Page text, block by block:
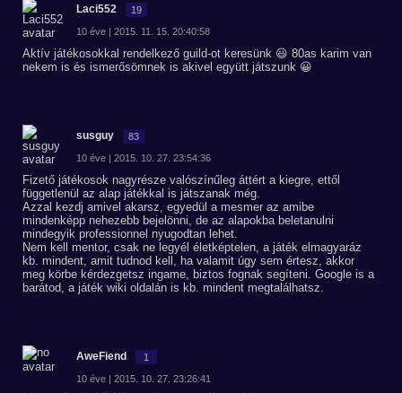
Laci552 19
10 éve | 2015. 11. 15. 20:40:58
Aktív játékosokkal rendelkező guild-ot keresünk 😃 80as karim van
nekem is és ismerősömnek is akivel együtt játszunk 😀
susguy 83
10 éve | 2015. 10. 27. 23:54:36
Fizető játékosok nagyrésze valószínűleg áttért a kiegre, ettől
függetlenül az alap játékkal is játszanak még.
Azzal kezdj amivel akarsz, egyedül a mesmer az amibe
mindenképp nehezebb bejelönni, de az alapokba beletanulni
mindegyik professionnel nyugodtan lehet.
Nem kell mentor, csak ne legyél életképtelen, a játék elmagyaráz
kb. mindent, amit tudnod kell, ha valamit úgy sem értesz, akkor
meg körbe kérdezgetsz ingame, biztos fognak segíteni. Google is a
barátod, a játék wiki oldalán is kb. mindent megtalálhatsz.
AweFiend 1
10 éve | 2015. 10. 27. 23:26:41